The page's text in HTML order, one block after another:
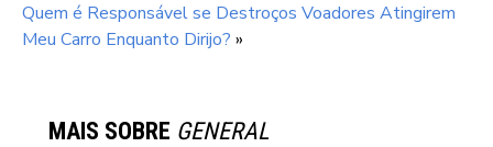
Quem é Responsável se Destroços Voadores Atingirem
Meu Carro Enquanto Dirijo? »
MAIS SOBRE GENERAL